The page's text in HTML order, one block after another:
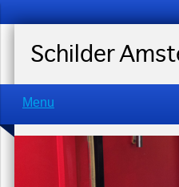
Schilder
Menu